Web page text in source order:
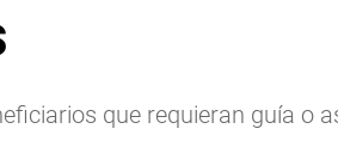
que requieran guía o